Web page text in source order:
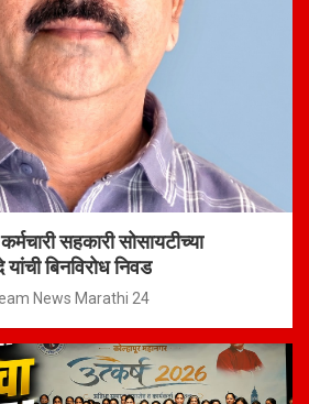
सहकारी सोसायटीच्या
बिनविरोध निवड
News Marathi 24